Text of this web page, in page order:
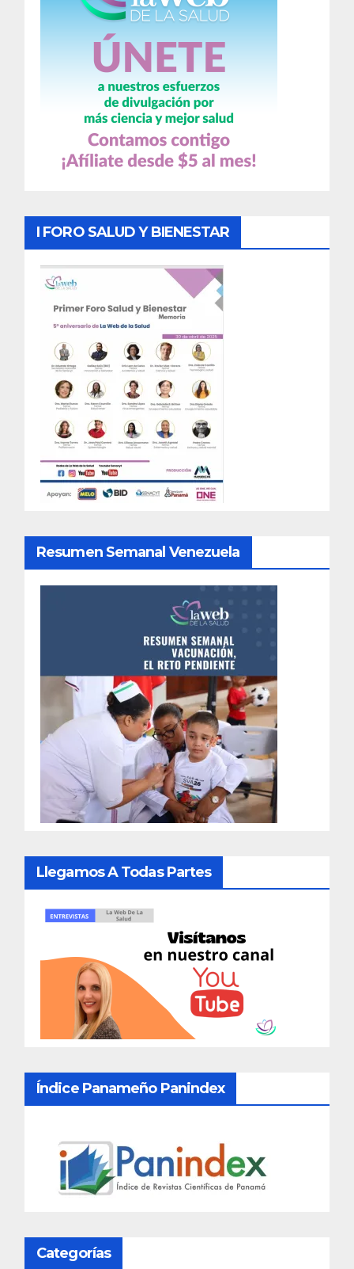
I FORO SALUD Y BIENESTAR
Resumen Semanal Venezuela
Llegamos A Todas Partes
Índice Panameño Panindex
Categorías